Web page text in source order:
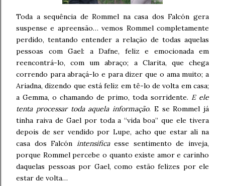
Toda a sequência de Rommel na casa dos Falcón gera
suspense e apreensão… vemos Rommel completamente
perdido, tentando entender a relação de todas aquelas
pessoas com Gael: a Dafne, feliz e emocionada em
reencontrá-lo, com um abraço; a Clarita, que chega
correndo para abraçá-lo e para dizer que o ama muito; a
Ariadna, dizendo que está feliz em tê-lo de volta em casa;
a Gemma, o chamando de primo, toda sorridente. E ele
tenta processar toda aquela informação. E se Rommel já
tinha raiva de Gael por toda a “vida boa” que ele tivera
depois de ser vendido por Lupe, acho que estar ali na
casa dos Falcón intensificaesse sentimento de inveja,
porque Rommel percebe o quanto existe amor e carinho
daquelas pessoas por Gael, como estão felizes por ele
estar de volta…